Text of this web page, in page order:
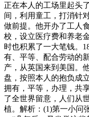
正在本人的工场里起头
间，利用童工，打消针
做前提。他开办了工人
校，设立医疗费和养老
时也积累了一大笔钱。
有、平等、配合劳动的
产，从英国来到美国。
盘，按照本人的抱负成
拥有，平等，办理，共
了全世界留意，人们从
植。解析：(1)第一小问